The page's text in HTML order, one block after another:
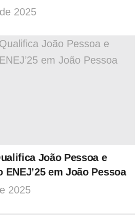
2025
João Pessoa e
em João Pessoa
2025